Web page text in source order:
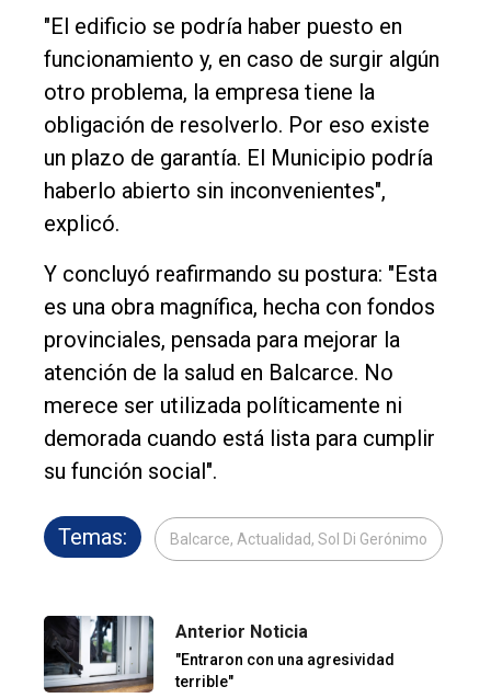
"El edificio se podría haber puesto en
funcionamiento y, en caso de surgir algún
otro problema, la empresa tiene la
obligación de resolverlo. Por eso existe
un plazo de garantía. El Municipio podría
haberlo abierto sin inconvenientes",
explicó.
Y concluyó reafirmando su postura: "Esta
es una obra magnífica, hecha con fondos
provinciales, pensada para mejorar la
atención de la salud en Balcarce. No
merece ser utilizada políticamente ni
demorada cuando está lista para cumplir
su función social".
Temas: Balcarce, Actualidad, Sol Di Gerónimo
Anterior Noticia
"Entraron con una agresividad
terrible"